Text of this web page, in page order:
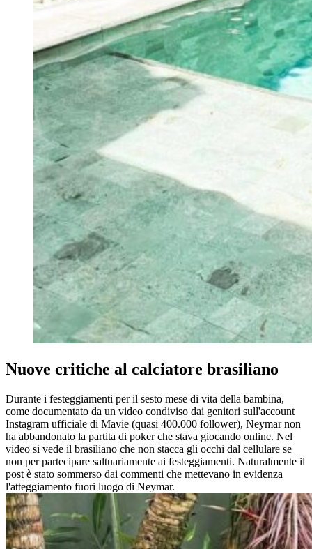
Nuove critiche al calciatore brasiliano
Durante i festeggiamenti per il sesto mese di vita della bambina,
come documentato da un video condiviso dai genitori sull'account
Instagram ufficiale di Mavie (quasi 400.000 follower), Neymar non
ha abbandonato la partita di poker che stava giocando online. Nel
video si vede il brasiliano che non stacca gli occhi dal cellulare se
non per partecipare saltuariamente ai festeggiamenti. Naturalmente il
post è stato sommerso dai commenti che mettevano in evidenza
l'atteggiamento fuori luogo di Neymar.